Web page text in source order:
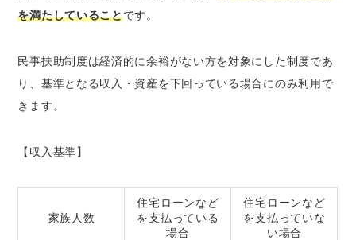
を満たしていることです。
民事扶助制度は経済的に余裕がない方を対象にした制度であ
り、基準となる収入・資産を下回っている場合にのみ利用で
きます。
【収入基準】
家族人数
住宅ローンなど
を支払っている
場合
住宅ローンなど
を支払っていな
い場合